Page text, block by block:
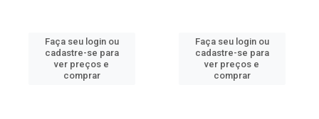
Faça seu login ou
cadastre-se para
ver preços e
comprar
Faça seu login ou
cadastre-se para
ver preços e
comprar